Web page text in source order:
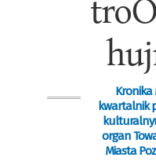
Kronika
kwartalnik
organ
Miasta